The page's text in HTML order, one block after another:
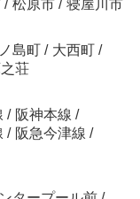
/ 松原市 / 寝屋川市
島町 / 大西町 /
荘
/ 阪神本線 /
/ 阪急今津線 /